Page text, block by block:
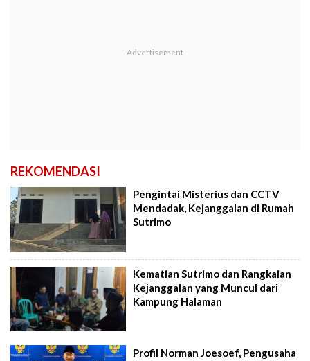
REKOMENDASI
Pengintai Misterius dan CCTV
Mendadak, Kejanggalan di Rumah
Sutrimo
Kematian Sutrimo dan Rangkaian
Kejanggalan yang Muncul dari
Kampung Halaman
Profil Norman Joesoef, Pengusaha